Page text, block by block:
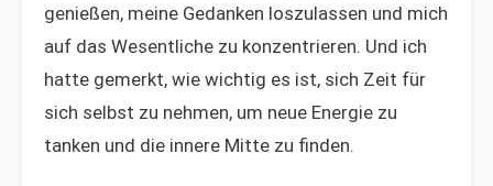
genießen, meine Gedanken loszulassen und mich
auf das Wesentliche zu konzentrieren. Und ich
hatte gemerkt, wie wichtig es ist, sich Zeit für
sich selbst zu nehmen, um neue Energie zu
tanken und die innere Mitte zu finden.